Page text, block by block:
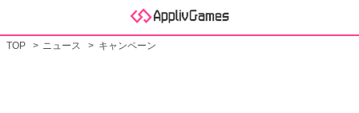
TOP ニュース キャンペーン